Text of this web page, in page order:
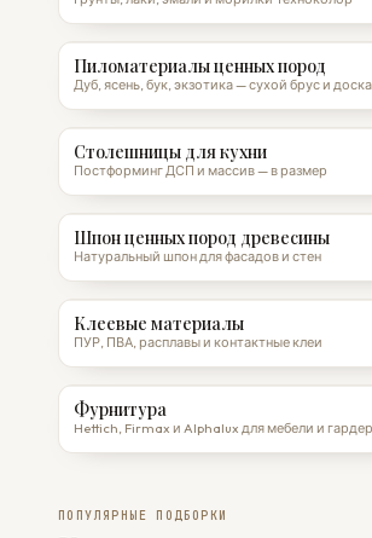
Пиломатериалы ценных пород
Дуб, ясень, бук, экзотика — сухой брус и доска
Столешницы для кухни
Постформинг ДСП и массив — в размер
Шпон ценных пород древесины
Натуральный шпон для фасадов и стен
Клеевые материалы
ПУР, ПВА, расплавы и контактные клеи
Фурнитура
Hettich, Firmax и Alphalux для мебели и
ПОПУЛЯРНЫЕ ПОДБОРКИ